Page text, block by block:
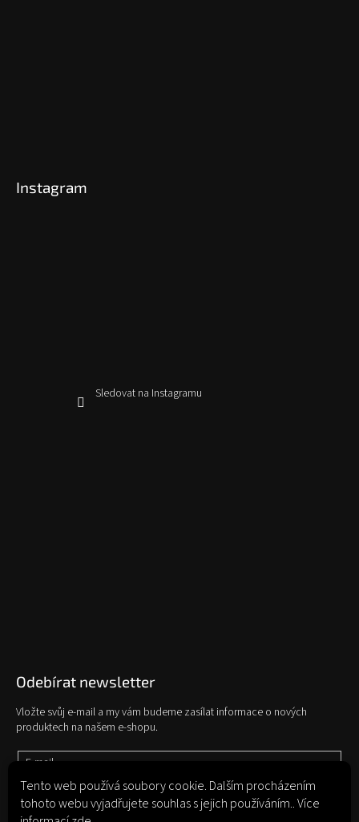
Tento web používá soubory cookie. Dalším procházením
tohoto webu vyjadřujete souhlas s jejich používáním.. Více
Instagram
Sledovat na Instagramu
Odebírat newsletter
Vložte svůj e-mail a my vám budeme zasílat informace o nových
produktech na našem e-shopu.
E-mail
Vložením e-mailu souhlasíte spodmínkami ochrany osobních údajů